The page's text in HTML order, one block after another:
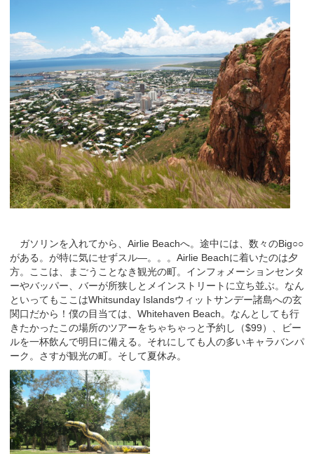
ガソリンを入れてから、Airlie Beachへ。途中には、数々のBig○○
がある。が特に気にせずスル―。。。Airlie Beachに着いたのは夕
方。ここは、まごうことなき観光の町。インフォメーションセンタ
ーやバッパー、バーが所狭しとメインストリートに立ち並ぶ。なん
といってもここはWhitsunday Islandsウィットサンデー諸島への玄
関口だから！僕の目当ては、Whitehaven Beach。なんとしても行
きたかったこの場所のツアーをちゃちゃっと予約し（$99）、ビー
ルを一杯飲んで明日に備える。それにしても人の多いキャラバンパ
ーク。さすが観光の町。そして夏休み。